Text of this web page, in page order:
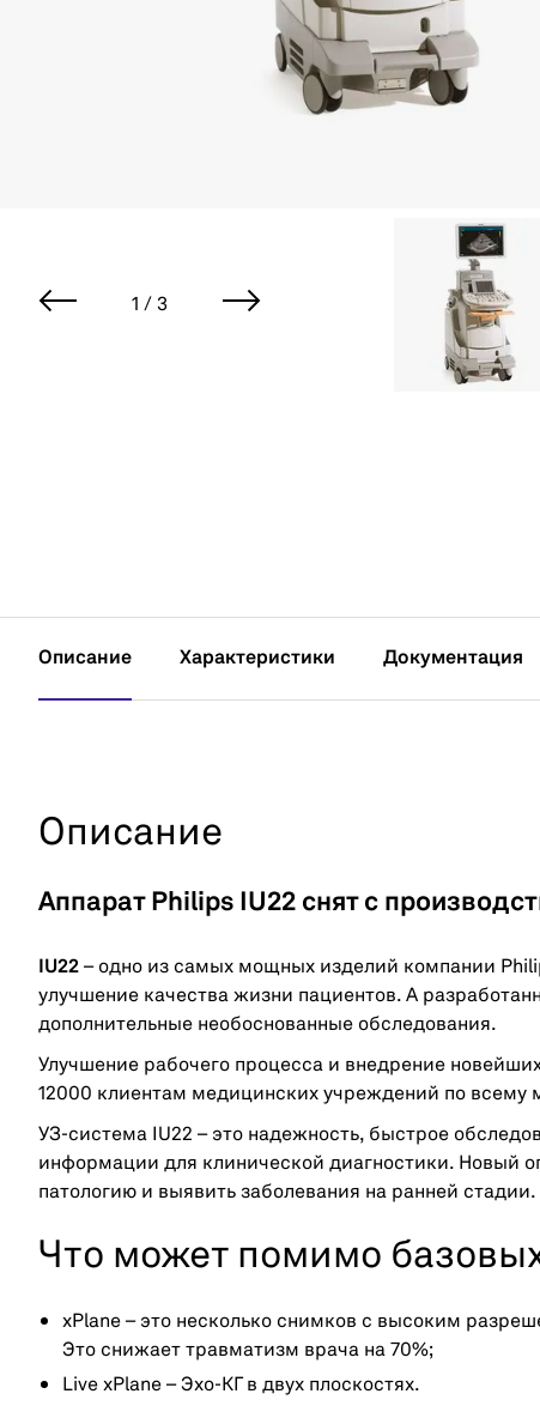
1 / 3
Описание Характеристики Документация
Описание
Аппарат Philips IU22 снят с
IU22 – одно из самых мощных изделий компании
улучшение качества жизни пациентов. А
дополнительные необоснованные обследования.
Улучшение рабочего процесса и внедрение
12000 клиентам медицинских учреждений по всему
УЗ-система IU22 – это надежность, быстрое
информации для клинической диагностики. Новый
патологию и выявить заболевания на ранней стадии.
Что может помимо
xPlane – это несколько снимков с высоким
Это снижает травматизм врача на 70%;
Live xPlane – Эхо-КГ в двух плоскостях.